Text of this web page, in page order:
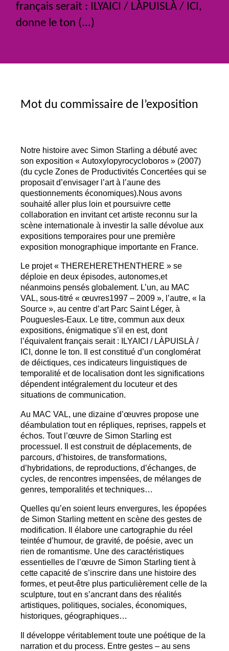
français serait : ILYAICI / LÀPUISLÀ / ICI,
donne le ton (...)
Mot du commissaire de l’exposition
Notre histoire avec Simon Starling a débuté avec
son exposition « Autoxylopyrocycloboros » (2007)
(du cycle Zones de Productivités Concertées qui se
proposait d’envisager l’art à l’aune des
questionnements économiques).Nous avons
souhaité aller plus loin et poursuivre cette
collaboration en invitant cet artiste reconnu sur la
scène internationale à investir la salle dévolue aux
expositions temporaires pour une première
exposition monographique importante en France.
Le projet « THEREHERETHENTHERE » se
déploie en deux épisodes, autonomes,et
néanmoins pensés globalement. L’un, au MAC
VAL, sous-titré « œuvres1997 – 2009 », l’autre, « la
Source », au centre d’art Parc Saint Léger, à
Pouguesles-Eaux. Le titre, commun aux deux
expositions, énigmatique s’il en est, dont
l’équivalent français serait : ILYAICI / LÀPUISLÀ /
ICI, donne le ton. Il est constitué d’un conglomérat
de déictiques, ces indicateurs linguistiques de
temporalité et de localisation dont les significations
dépendent intégralement du locuteur et des
situations de communication.
Au MAC VAL, une dizaine d’œuvres propose une
déambulation tout en répliques, reprises, rappels et
échos. Tout l’œuvre de Simon Starling est
processuel. Il est construit de déplacements, de
parcours, d’histoires, de transformations,
d’hybridations, de reproductions, d’échanges, de
cycles, de rencontres impensées, de mélanges de
genres, temporalités et techniques…
Quelles qu’en soient leurs envergures, les épopées
de Simon Starling mettent en scène des gestes de
modification. Il élabore une cartographie du réel
teintée d’humour, de gravité, de poésie, avec un
rien de romantisme. Une des caractéristiques
essentielles de l’œuvre de Simon Starling tient à
cette capacité de s’inscrire dans une histoire des
formes, et peut-être plus particulièrement celle de la
sculpture, tout en s’ancrant dans des réalités
artistiques, politiques, sociales, économiques,
historiques, géographiques…
Il développe véritablement toute une poétique de la
narration et du process. Entre gestes – au sens